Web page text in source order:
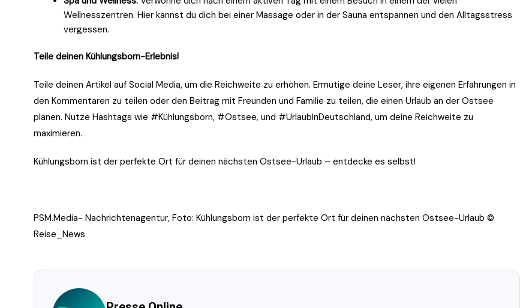
Wellnesszentren. Hier kannst du dich bei einer Massage oder in der Sauna entspannen und den Alltagsstress
vergessen.
Teile deinen Kühlungsborn-Erlebnis!
Teile deinen Artikel auf Social Media, um die Reichweite zu erhöhen. Ermutige deine Leser, ihre eigenen Erfahrungen in
den Kommentaren zu teilen oder den Beitrag mit Freunden und Familie zu teilen, die einen Urlaub an der Ostsee
planen. Nutze Hashtags wie #Kühlungsborn, #Ostsee, und #UrlaubInDeutschland, um deine Reichweite zu
maximieren.
Kühlungsborn ist der perfekte Ort für deinen nächsten Ostsee-Urlaub – entdecke es selbst!
PSM.Media- Nachrichtenagentur, Foto: Kühlungsborn ist der perfekte Ort für deinen nächsten Ostsee-Urlaub ©
Reise_News